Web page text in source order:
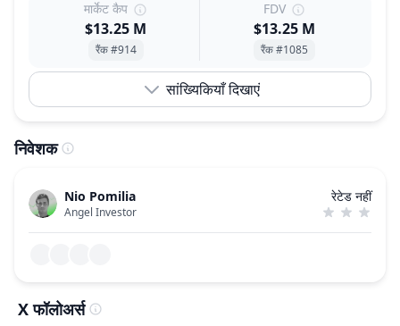
मार्केट कैप
$13.25 M
रैंक #914
FDV
$13.25 M
रैंक #1085
सांख्यिकियाँ दिखाएं
निवेशक
Nio Pomilia
Angel Investor
रेटेड नहीं
X फॉलोअर्स